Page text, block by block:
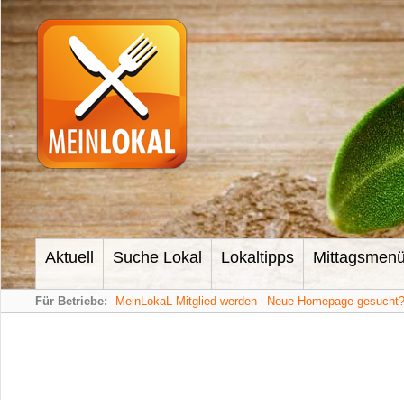
Aktuell Suche Lokal Lokaltipps
Für Betriebe: MeinLokaL Mitglied werden Neue Homepage gesucht?